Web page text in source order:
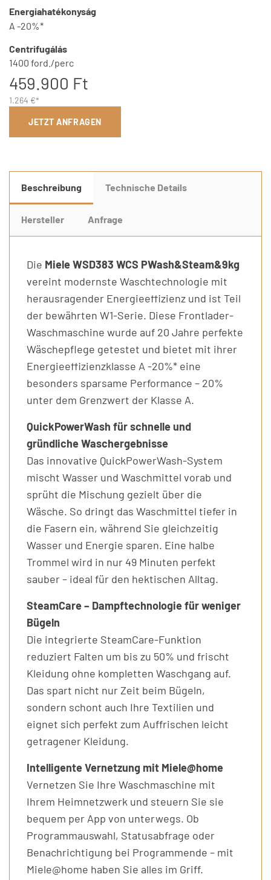
Energiahatékonyság
A -20%*
Centrifugálás
1400 ford./perc
459.900 Ft
1.264 €*
JETZT ANFRAGEN
Beschreibung Technische Details
Hersteller Anfrage
Die Miele WSD383 WCS PWash&Steam&9kg
vereint modernste Waschtechnologie mit
herausragender Energieeffizienz und ist Teil
der bewährten W1-Serie. Diese Frontlader-
Waschmaschine wurde auf 20 Jahre perfekte
Wäschepflege getestet und bietet mit ihrer
Energieeffizienzklasse A -20%* eine
besonders sparsame Performance – 20%
unter dem Grenzwert der Klasse A.
QuickPowerWash für schnelle und
gründliche Waschergebnisse
Das innovative QuickPowerWash-System
mischt Wasser und Waschmittel vorab und
sprüht die Mischung gezielt über die
Wäsche. So dringt das Waschmittel tiefer in
die Fasern ein, während Sie gleichzeitig
Wasser und Energie sparen. Eine halbe
Trommel wird in nur 49 Minuten perfekt
sauber – ideal für den hektischen Alltag.
SteamCare – Dampftechnologie für weniger
Bügeln
Die integrierte SteamCare-Funktion
reduziert Falten um bis zu 50% und frischt
Kleidung ohne kompletten Waschgang auf.
Das spart nicht nur Zeit beim Bügeln,
sondern schont auch Ihre Textilien und
eignet sich perfekt zum Auffrischen leicht
getragener Kleidung.
Intelligente Vernetzung mit Miele@home
Vernetzen Sie Ihre Waschmaschine mit
Ihrem Heimnetzwerk und steuern Sie sie
bequem per App von unterwegs. Ob
Programmauswahl, Statusabfrage oder
Benachrichtigung bei Programmende – mit
Miele@home haben Sie alles im Griff.